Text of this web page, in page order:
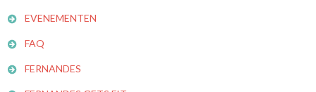
EVENEMENTEN
FAQ
FERNANDES